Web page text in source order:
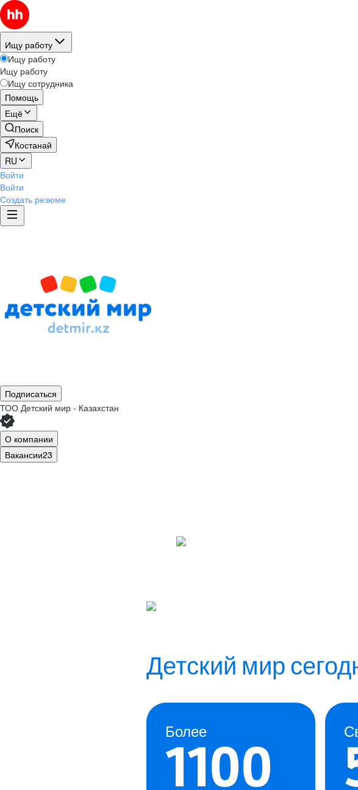
Ищу работу
Ищу работу
Ищу работу
Ищу сотрудника
Помощь
Ещё
Поиск
Костанай
RU
Войти
Войти
Создать резюме
Подписаться
ТОО Детский мир - Казахстан
О компании
Вакансии23
Мы ищем сотрудников
в наши магазины
Детский мир
Более
1100